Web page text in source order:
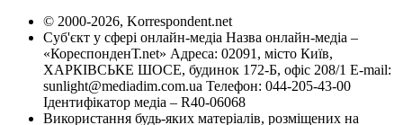
© 2000-2026, Korrespondent.net
Суб'єкт у сфері онлайн-медіа Назва онлайн-медіа –
«КореспонденТ.net» Адреса: 02091, місто Київ,
ХАРКІВСЬКЕ ШОСЕ, будинок 172-Б, офіс 208/1 E-mail:
sunlight@mediadim.com.ua Телефон: 044-205-43-00
Ідентифікатор медіа – R40-06068
Використання будь-яких матеріалів, розміщених на